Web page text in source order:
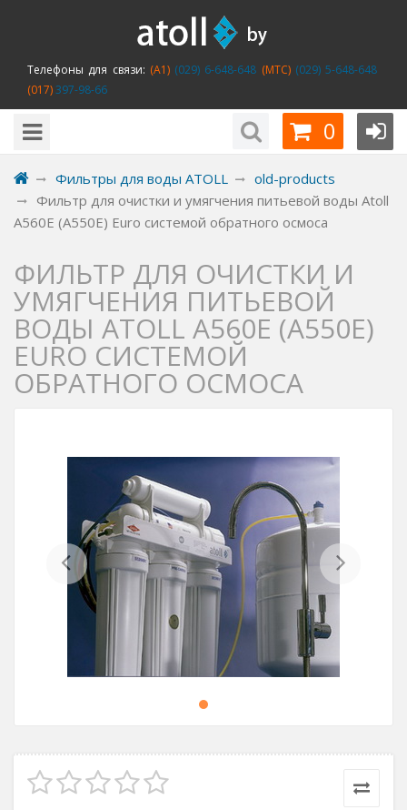
Телефоны для связи: (A1)(029) 6-648-648 (MTC)(029) 5-648-648
(017)397-98-66
0
Фильтры для воды ATOLL
old-products
Фильтр для очистки и умягчения питьевой воды Atoll
A560E (A550E) Euro системой обратного осмоса
ФИЛЬТР ДЛЯ ОЧИСТКИ И
УМЯГЧЕНИЯ ПИТЬЕВОЙ
ВОДЫ ATOLL A560E (A550E)
EURO СИСТЕМОЙ
ОБРАТНОГО ОСМОСА
Previous